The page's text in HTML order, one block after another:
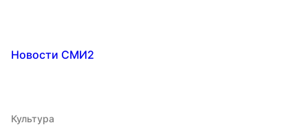
Новости СМИ2
Культура